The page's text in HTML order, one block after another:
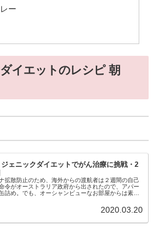
ー
イエットのレシピ 朝
ェニックダイエットでがん治療に挑戦・2
拡散防止のため、海外からの渡航者は２週間の自己
令がオーストラリア政府から出されたので、アパー
缶詰め。でも、オーシャンビューなお部屋からは素敵
2020.03.20